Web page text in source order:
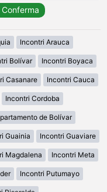
Incontri Arauca
Bolívar Incontri Boyaca
Casanare Incontri Cauca
Incontri Cordoba
de Bolívar
Guainia Incontri Guaviare
Magdalena Incontri Meta
Incontri Putumayo